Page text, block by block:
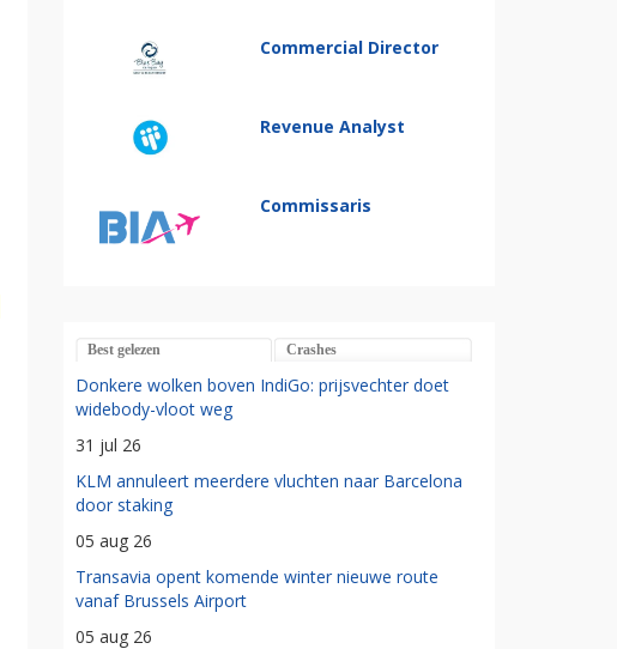
Commercial Director
Revenue Analyst
Commissaris
Best gelezen Crashes
Donkere wolken boven IndiGo: prijsvechter doet
widebody-vloot weg
31 jul 26
KLM annuleert meerdere vluchten naar Barcelona
door staking
05 aug 26
Transavia opent komende winter nieuwe route
vanaf Brussels Airport
05 aug 26